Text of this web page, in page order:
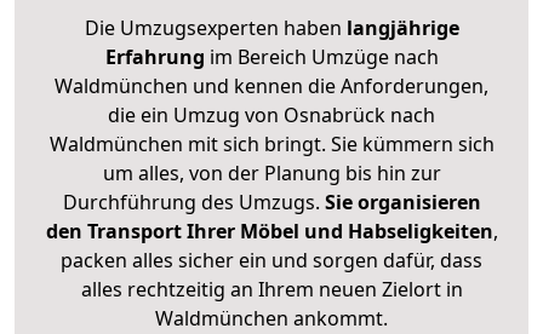
Die Umzugsexperten haben langjährige
Erfahrung im Bereich Umzüge nach
Waldmünchen und kennen die Anforderungen,
die ein Umzug von Osnabrück nach
Waldmünchen mit sich bringt. Sie kümmern sich
um alles, von der Planung bis hin zur
Durchführung des Umzugs. Sie organisieren
den Transport Ihrer Möbel und Habseligkeiten,
packen alles sicher ein und sorgen dafür, dass
alles rechtzeitig an Ihrem neuen Zielort in
Waldmünchen ankommt.